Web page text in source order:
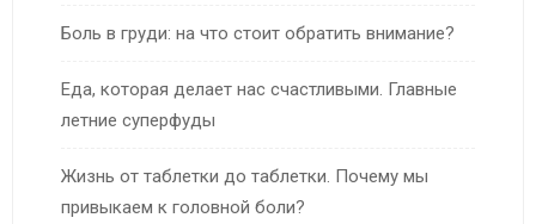
Боль в груди: на что стоит обратить внимание?
Еда, которая делает нас счастливыми. Главные
летние суперфуды
Жизнь от таблетки до таблетки. Почему мы
привыкаем к головной боли?